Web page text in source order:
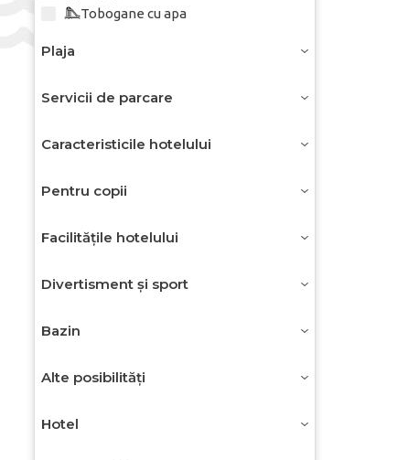
Tobogane cu apa
Plaja
Servicii de parcare
Caracteristicile hotelului
Pentru copii
Facilitățile hotelului
Divertisment și sport
Bazin
Alte posibilități
Hotel